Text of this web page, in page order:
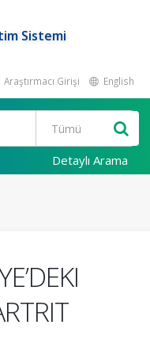
Sistemi
Araştırmacı Girişi English
Detaylı Arama